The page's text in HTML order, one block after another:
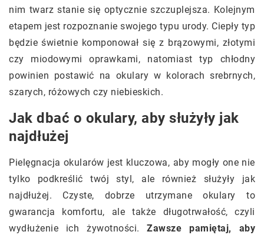
nim twarz stanie się optycznie szczuplejsza. Kolejnym
etapem jest rozpoznanie swojego typu urody. Ciepły typ
będzie świetnie komponował się z brązowymi, złotymi
czy miodowymi oprawkami, natomiast typ chłodny
powinien postawić na okulary w kolorach srebrnych,
szarych, różowych czy niebieskich.
Jak dbać o okulary, aby służyły jak
najdłużej
Pielęgnacja okularów jest kluczowa, aby mogły one nie
tylko podkreślić twój styl, ale również służyły jak
najdłużej. Czyste, dobrze utrzymane okulary to
gwarancja komfortu, ale także długotrwałość, czyli
wydłużenie ich żywotności.Zawsze pamiętaj, aby